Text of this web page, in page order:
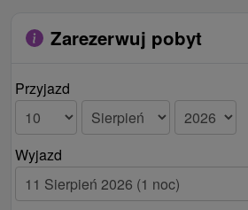
Zarezerwuj pobyt
Przyjazd
Wyjazd